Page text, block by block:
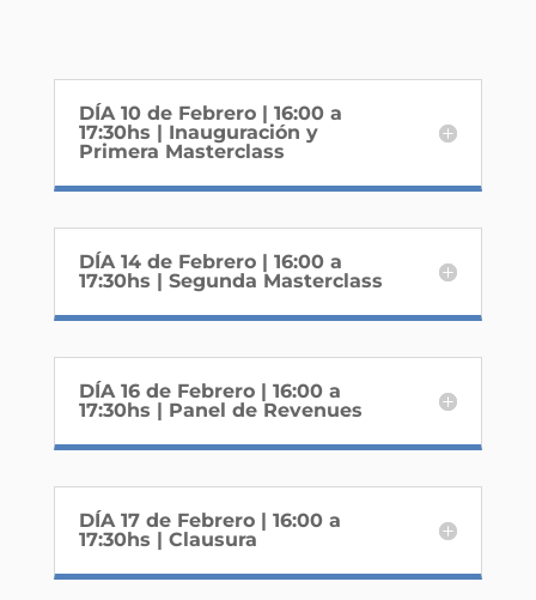
DÍA 10 de Febrero | 16:00 a
17:30hs | Inauguración y
Primera Masterclass
DÍA 14 de Febrero | 16:00 a
17:30hs | Segunda Masterclass
DÍA 16 de Febrero | 16:00 a
17:30hs | Panel de Revenues
DÍA 17 de Febrero | 16:00 a
17:30hs | Clausura